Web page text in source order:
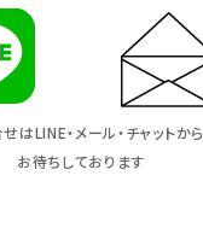
はLINE・メール・チャットから
お待ちしております